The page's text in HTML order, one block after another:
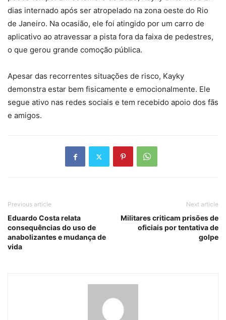
dias internado após ser atropelado na zona oeste do Rio
de Janeiro. Na ocasião, ele foi atingido por um carro de
aplicativo ao atravessar a pista fora da faixa de pedestres,
o que gerou grande comoção pública.
Apesar das recorrentes situações de risco, Kayky
demonstra estar bem fisicamente e emocionalmente. Ele
segue ativo nas redes sociais e tem recebido apoio dos fãs
e amigos.
Previous article
Eduardo Costa relata
consequências do uso de
anabolizantes e mudança de
vida
Next article
Militares criticam prisões de
oficiais por tentativa de
golpe